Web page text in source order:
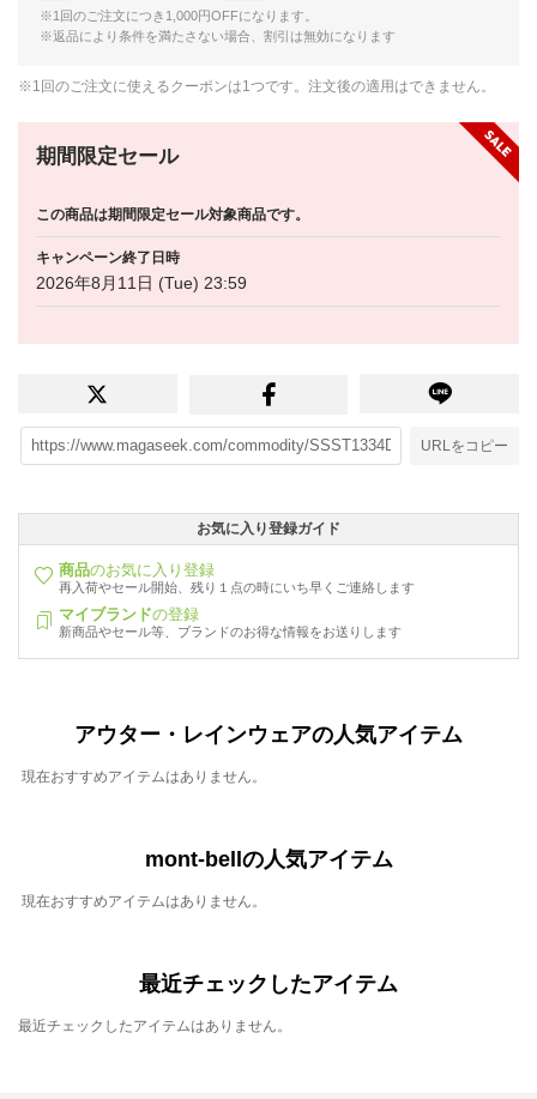
※1回のご注文につき1,000円OFFになります。
※返品により条件を満たさない場合、割引は無効になります
※1回のご注文に使えるクーポンは1つです。注文後の適用はできません。
期間限定セール
この商品は期間限定セール対象商品です。
キャンペーン終了日時
2026年8月11日 (Tue) 23:59
URLをコピー
お気に入り登録ガイド
商品のお気に入り登録
再入荷やセール開始、残り１点の時にいち早くご連絡します
マイブランドの登録
新商品やセール等、ブランドのお得な情報をお送りします
アウター・レインウェアの人気アイテム
現在おすすめアイテムはありません。
mont-bellの人気アイテム
現在おすすめアイテムはありません。
最近チェックしたアイテム
最近チェックしたアイテムはありません。